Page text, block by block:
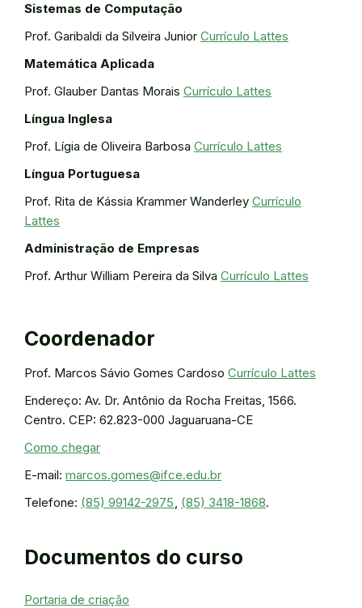
Sistemas de Computação
Prof. Garibaldi da Silveira Junior Currículo Lattes
Matemática Aplicada
Prof. Glauber Dantas Morais Currículo Lattes
Língua Inglesa
Prof. Lígia de Oliveira Barbosa Currículo Lattes
Língua Portuguesa
Prof. Rita de Kássia Krammer Wanderley Currículo
Lattes
Administração de Empresas
Prof. Arthur William Pereira da Silva Currículo Lattes
Coordenador
Prof. Marcos Sávio Gomes Cardoso Currículo Lattes
Endereço: Av. Dr. Antônio da Rocha Freitas, 1566.
Centro. CEP: 62.823-000 Jaguaruana-CE
Como chegar
E-mail: marcos.gomes@ifce.edu.br
Telefone: (85) 99142-2975, (85) 3418-1868.
Documentos do curso
Portaria de criação